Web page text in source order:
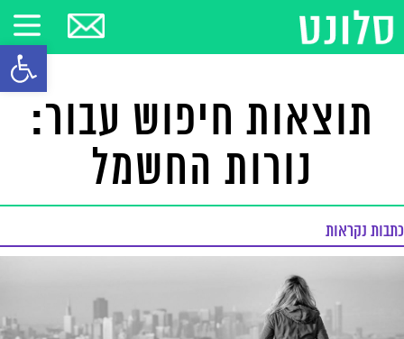
פתח
תוצאות חיפוש עבור:
נורות החשמל
כתבות נקראות